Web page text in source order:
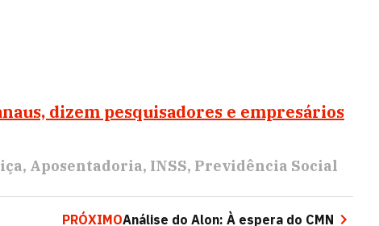
dizem pesquisadores e empresários
Aposentadoria INSS Previdência Social
PRÓXIMOAnálise do Alon: À espera do CMN